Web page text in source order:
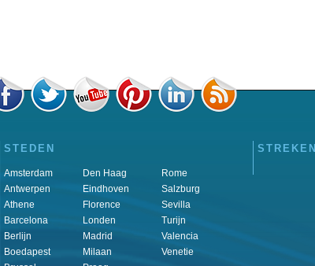
STEDEN
Amsterdam
Antwerpen
Athene
Barcelona
Berlijn
Boedapest
Den Haag
Eindhoven
Florence
Londen
Madrid
Milaan
Rome
Salzburg
Sevilla
Turijn
Valencia
Venetie
STREKEN